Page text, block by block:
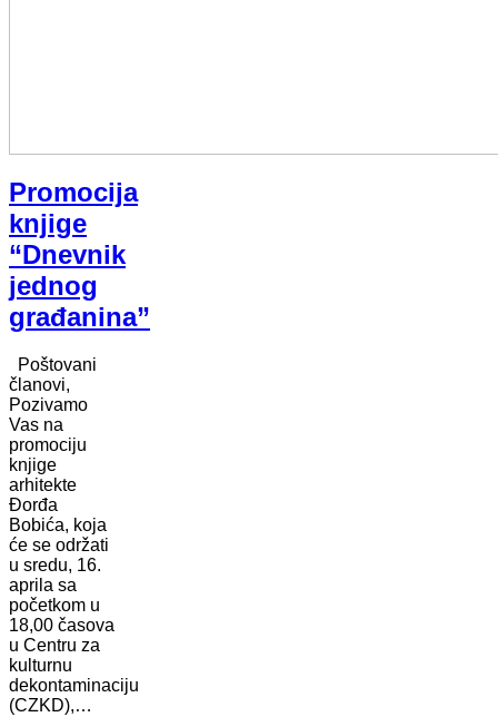
Promocija
knjige
“Dnevnik
jednog
građanina”
Poštovani
članovi,
Pozivamo
Vas na
promociju
knjige
arhitekte
Đorđa
Bobića, koja
će se održati
u sredu, 16.
aprila sa
početkom u
18,00 časova
u Centru za
kulturnu
dekontaminaciju
(CZKD),…